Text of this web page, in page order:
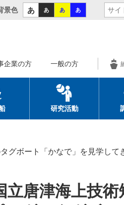
景色 あ あ あ あ
企業の方 一般の方
研究活動
グボート「かなで」を見学して
立唐津海上技